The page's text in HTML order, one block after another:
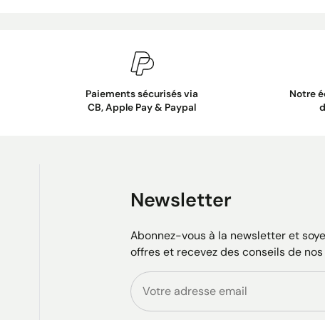
Paiements sécurisés via
CB, Apple Pay & Paypal
Notre
Newsletter
Abonnez-vous à la newsletter et
offres et recevez des conseils de